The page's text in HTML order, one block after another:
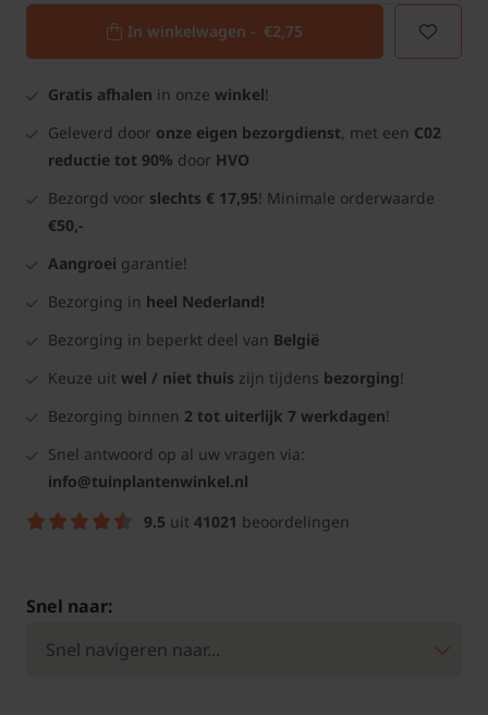
In winkelwagen - €2,75
Gratis afhalen in onze winkel!
Geleverd door onze eigen bezorgdienst, met een C02
reductie tot 90% door HVO
Bezorgd voor slechts € 17,95! Minimale orderwaarde
€50,-
Aangroei garantie!
Bezorging in heel Nederland!
Bezorging in beperkt deel van België
Keuze uit wel / niet thuis zijn tijdens bezorging!
Bezorging binnen 2 tot uiterlijk 7 werkdagen!
Snel antwoord op al uw vragen via:
info@tuinplantenwinkel.nl
9.5 uit 41021 beoordelingen
Snel naar: